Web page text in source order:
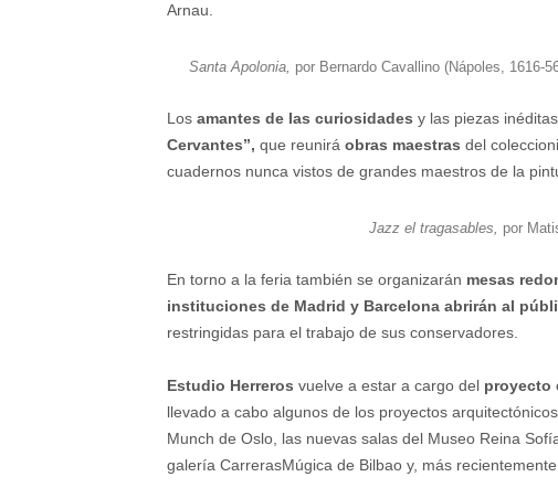
Arnau.
Santa Apolonia, por Bernardo Cavallino (Nápoles, 1616-
Los amantes de las curiosidades y las piezas
Cervantes”, que reunirá obras maestras del
cuadernos nunca vistos de grandes maestros de la
Jazz el tragasables, por
En torno a la feria también se organizarán mesas
instituciones de Madrid y Barcelona abrirán al
restringidas para el trabajo de sus conservadores.
Estudio Herreros vuelve a estar a cargo del proyecto
llevado a cabo algunos de los proyectos
Munch de Oslo, las nuevas salas del Museo Reina
galería CarrerasMúgica de Bilbao y, más